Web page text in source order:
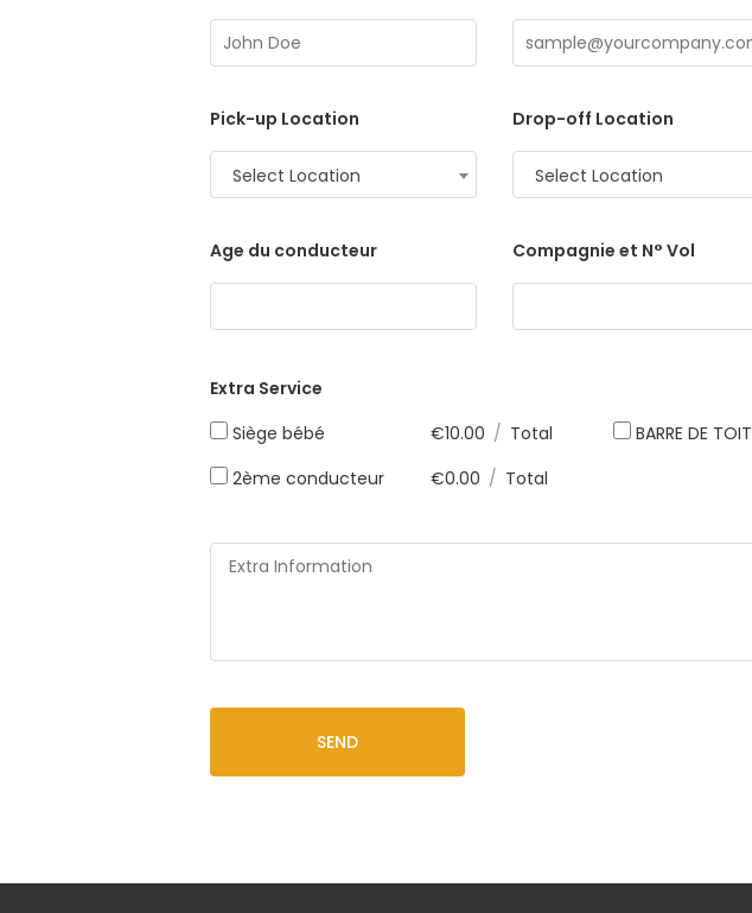
Pick-up Location
Select Location
Drop-off Location
Select Location
Age du conducteur Compagnie et N° Vol
Extra Service
Siège bébé
€10.00 / Total BARRE DE TOIT
2ème conducteur
€0.00 / Total
SEND